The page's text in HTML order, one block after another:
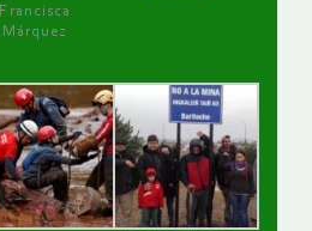
Francisca
Márquez